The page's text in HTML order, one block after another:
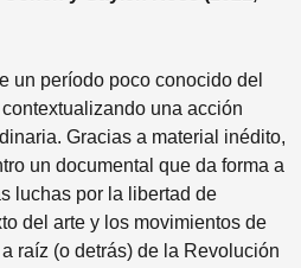
un período poco conocido del
una acción
Gracias a material inédito,
un documental que da forma a
luchas por la libertad de
del arte y los movimientos de
raíz (o detrás) de la Revolución